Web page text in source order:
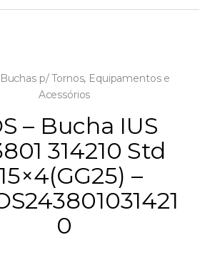
Buchas p/ Tornos, Equipamentos e
Acessórios
– Bucha IUS
314210 Std
–
0